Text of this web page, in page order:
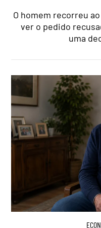
O homem recorreu
ver o pedido
uma